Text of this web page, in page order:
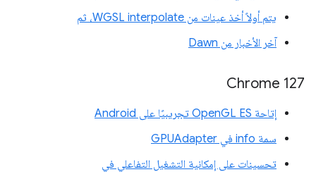
يتم أولاً أخذ عينات من WGSL interpolate، ثم
آخر الأخبار من Dawn
Chrome 127
إتاحة OpenGL ES تجريبيًا على Android
سمة info في GPUAdapter
تحسينات على إمكانية التشغيل التفاعلي في